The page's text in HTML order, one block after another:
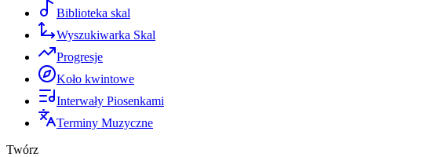
Biblioteka skal
Wyszukiwarka Skal
Progresje
Koło kwintowe
Interwały Piosenkami
Terminy Muzyczne
Twórz